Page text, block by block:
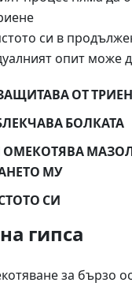
си в
опит може
ОТ
БОЛКАТА
МУ
СИ
гипса
за бързо